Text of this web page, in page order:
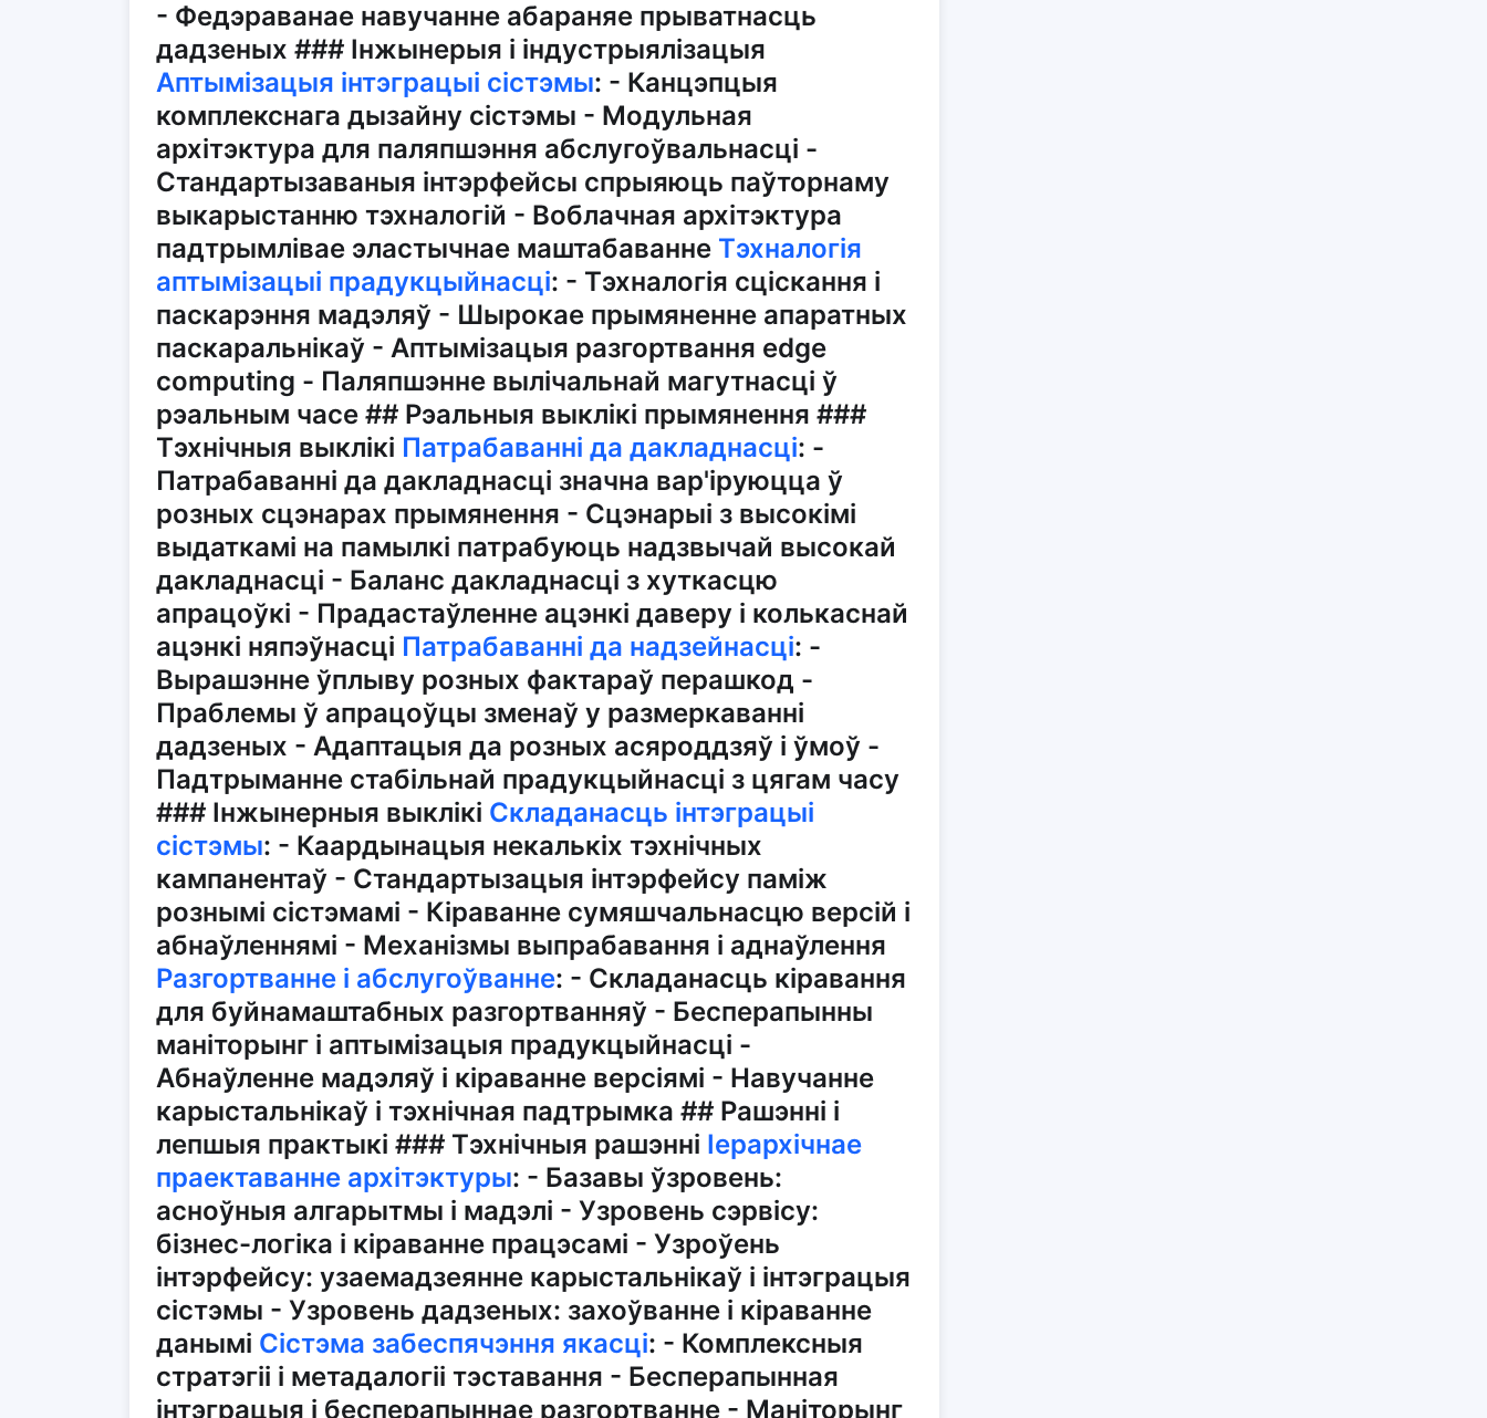
- Федэраванае навучанне абараняе прыватнасць
дадзеных ### Інжынерыя і індустрыялізацыя
Аптымізацыя інтэграцыі сістэмы: - Канцэпцыя
комплекснага дызайну сістэмы - Модульная
архітэктура для паляпшэння абслугоўвальнасці -
Стандартызаваныя інтэрфейсы спрыяюць паўторнаму
выкарыстанню тэхналогій - Воблачная архітэктура
падтрымлівае эластычнае маштабаванне Тэхналогія
аптымізацыі прадукцыйнасці: - Тэхналогія сціскання і
паскарэння мадэляў - Шырокае прымяненне апаратных
паскаральнікаў - Аптымізацыя разгортвання edge
computing - Паляпшэнне вылічальнай магутнасці ў
рэальным часе ## Рэальныя выклікі прымянення ###
Тэхнічныя выклікі Патрабаванні да дакладнасці: -
Патрабаванні да дакладнасці значна вар'іруюцца ў
розных сцэнарах прымянення - Сцэнарыі з высокімі
выдаткамі на памылкі патрабуюць надзвычай высокай
дакладнасці - Баланс дакладнасці з хуткасцю
апрацоўкі - Прадастаўленне ацэнкі даверу і колькаснай
ацэнкі няпэўнасці Патрабаванні да надзейнасці: -
Вырашэнне ўплыву розных фактараў перашкод -
Праблемы ў апрацоўцы зменаў у размеркаванні
дадзеных - Адаптацыя да розных асяроддзяў і ўмоў -
Падтрыманне стабільнай прадукцыйнасці з цягам часу
### Інжынерныя выклікі Складанасць інтэграцыі
сістэмы: - Каардынацыя некалькіх тэхнічных
кампанентаў - Стандартызацыя інтэрфейсу паміж
рознымі сістэмамі - Кіраванне сумяшчальнасцю версій і
абнаўленнямі - Механізмы выпрабавання і аднаўлення
Разгортванне і абслугоўванне: - Складанасць кіравання
для буйнамаштабных разгортванняў - Бесперапынны
маніторынг і аптымізацыя прадукцыйнасці -
Абнаўленне мадэляў і кіраванне версіямі - Навучанне
карыстальнікаў і тэхнічная падтрымка ## Рашэнні і
лепшыя практыкі ### Тэхнічныя рашэнні Іерархічнае
праектаванне архітэктуры: - Базавы ўзровень:
асноўныя алгарытмы і мадэлі - Узровень сэрвісу:
бізнес-логіка і кіраванне працэсамі - Узроўень
інтэрфейсу: узаемадзеянне карыстальнікаў і інтэграцыя
сістэмы - Узровень дадзеных: захоўванне і кіраванне
данымі Сістэма забеспячэння якасці: - Комплексныя
стратэгіі і метадалогіі тэставання - Бесперапынная
інтэграцыя і бесперапыннае разгортванне - Маніторынг